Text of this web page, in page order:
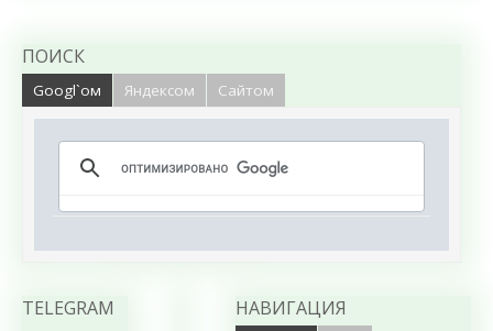
ПОИСК
Googl`ом Яндексом Сайтом
TELEGRAM НАВИГАЦИЯ